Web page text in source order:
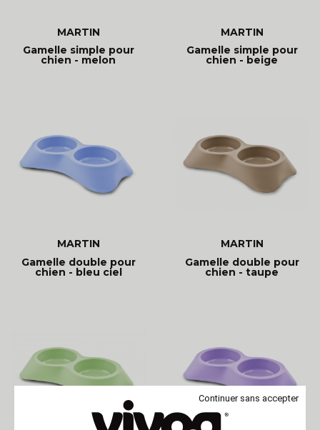
MARTIN
Gamelle simple pour
chien - melon
MARTIN
Gamelle simple pour
chien - beige
MARTIN
Gamelle double pour
chien - bleu ciel
MARTIN
Gamelle double pour
chien - taupe
Continuer sans accepter